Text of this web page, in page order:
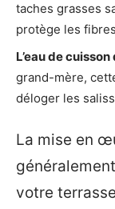
taches grasses
protège les
L’eau de
grand-mère,
déloger les
La mise en
votre